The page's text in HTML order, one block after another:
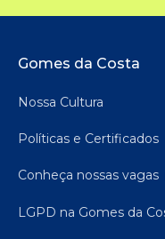
Rodapé
Gomes da Costa
Nossa Cultura
Políticas e Certificados
Conheça nossas vagas
LGPD na Gomes da